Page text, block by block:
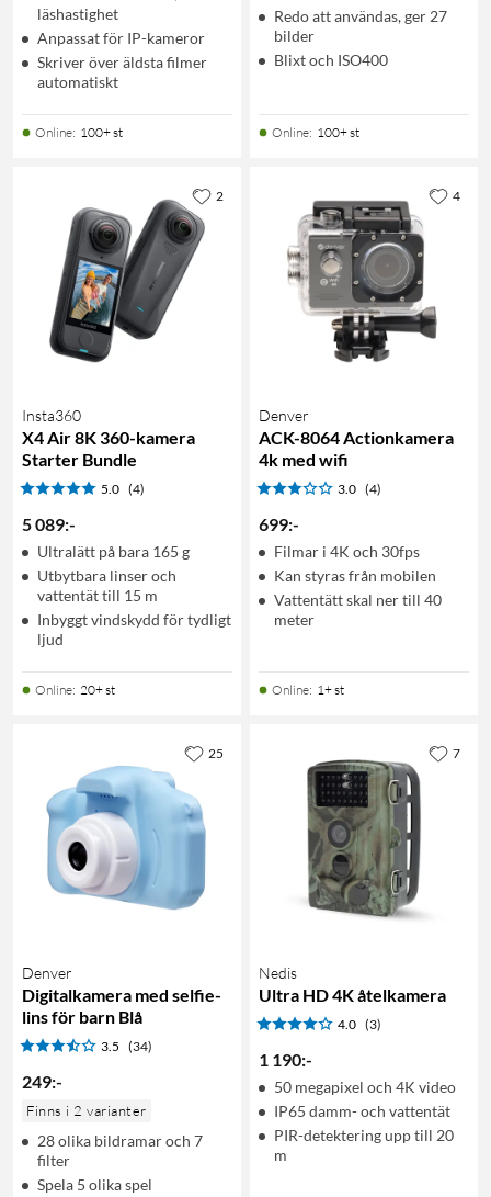
läshastighet
Anpassat för IP-kameror
Skriver över äldsta filmer
automatiskt
Online: 100+ st
Redo att användas, ger 27
bilder
Blixt och ISO400
Online: 100+ st
Insta360
X4 Air 8K 360-kamera
Starter Bundle
5.0 (4)
5 089:-
Ultralätt på bara 165 g
Utbytbara linser och
vattentät till 15 m
Inbyggt vindskydd för tydligt
ljud
Online: 20+ st
2
Denver
ACK-8064 Actionkamera
4k med wifi
3.0 (4)
699:-
Filmar i 4K och 30fps
Kan styras från mobilen
Vattentätt skal ner till 40
meter
Online: 1+ st
4
Denver
Digitalkamera med selfie-
lins för barn Blå
3.5 (34)
249:-
Finns i 2 varianter
28 olika bildramar och 7
filter
Spela 5 olika spel
25
Nedis
Ultra HD 4K åtelkamera
4.0 (3)
1 190:-
50 megapixel och 4K video
IP65 damm- och vattentät
PIR-detektering upp till 20
m
7